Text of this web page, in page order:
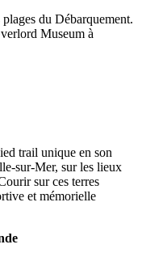
du Débarquement.
Museum à
trail unique en son
sur-Mer, sur les lieux
sur ces terres
et mémorielle